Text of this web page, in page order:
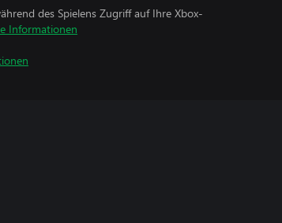
des Spielens Zugriff auf Ihre Xbox-
Informationen